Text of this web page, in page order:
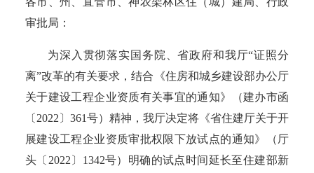
审批局：
为深入贯彻落实国务院、省政府和我厅“证照分
离”改革的有关要求，结合《住房和城乡建设部办公厅
关于建设工程企业资质有关事宜的通知》（建办市函
〔2022〕361号）精神，我厅决定将《省住建厅关于开
展建设工程企业资质审批权限下放试点的通知》（厅
头〔2022〕1342号）明确的试点时间延长至住建部新